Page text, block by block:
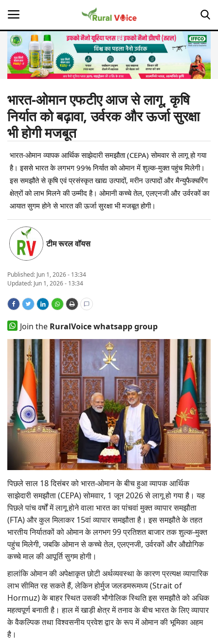
Home
About Us
Leadership Profiles
Opinion
Politics
Magazine
States
Events
Agribusiness
Agritech
Cooperatives
International
Rural Dialogue
Ground Report
Rural Connect
Gallery
National
Latest News
Agriculture Conclave and NACOF
Awards 2022
Agri Start-Ups
Language
English Hindi
भारत-ओमान एफटीए आज से लागू, कृषि
निर्यात को बढ़ावा, उर्वरक और ऊर्जा सुरक्षा
भी होगी मजबूत
भारत-ओमान व्यापक आर्थिक साझेदारी समझौता (CEPA) सोमवार से लागू हो गया
है। इससे भारत के लगभग 99% निर्यात को ओमान में शुल्क-मुक्त पहुंच मिलेगी।
इस समझौते से कृषि एवं प्रसंस्कृत खाद्य उत्पादों, मरीन उत्पादों और मैन्युफैक्चरिंग
क्षेत्रों को लाभ मिलने की उम्मीद है। ओमानी कच्चे तेल, एलएनजी और उर्वरकों का
आयात सुगम होने से भारत की ऊर्जा सुरक्षा भी मजबूत होगी।
टीम रूरल वॉयस
Published: Jun 1, 2026 - 13:34
Updated: Jun 1, 2026 - 13:34
Join the RuralVoice whatsapp group
पिछले साल 18 दिसंबर को भारत-ओमान के बीच हुआ व्यापक आर्थिक
साझेदारी समझौता (CEPA) सोमवार, 1 जून 2026 से लागू हो गया है। यह
पिछले पांच वर्षों में लागू होने वाला भारत का पांचवां मुक्त व्यापार समझौता
(FTA) और कुल मिलाकर 15वां व्यापार समझौता है। इस समझौते के तहत
भारतीय निर्यातकों को ओमान के लगभग 99 प्रतिशत बाजार तक शुल्क-मुक्त
पहुंच मिलेगी, जबकि ओमान से कच्चे तेल, एलएनजी, उर्वरकों और औद्योगिक
कच्चे माल की आपूर्ति सुगम होगी।
हालांकि ओमान की अपेक्षाकृत छोटी अर्थव्यवस्था के कारण प्रत्यक्ष व्यापारिक
लाभ सीमित रह सकते हैं, लेकिन होर्मुज जलडमरूमध्य (Strait of
Hormuz) के बाहर स्थित उसकी भौगोलिक स्थिति इस समझौते को अधिक
महत्वपूर्ण बनाती है। हाल में खाड़ी क्षेत्र में तनाव के बीच भारत के लिए व्यापार
के वैकल्पिक तथा विश्वसनीय प्रवेश द्वार के रूप में ओमान की भूमिका अहम
है।